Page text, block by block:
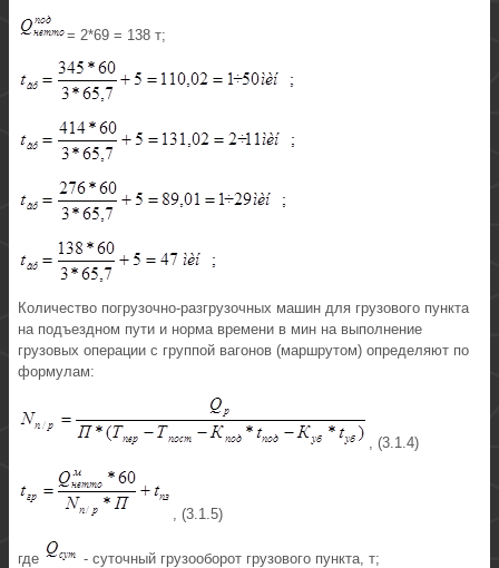
= 2*69 = 138 т;
Количество погрузочно-разгрузочных машин для грузового пункта
на подъездном пути и норма времени в мин на выполнение
грузовых операции с группой вагонов (маршрутом) определяют по
формулам:
, (3.1.4)
, (3.1.5)
где - суточный грузооборот грузового пункта, т;